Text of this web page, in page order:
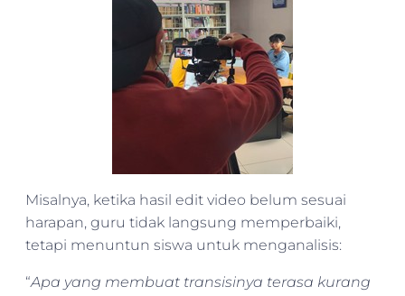
Misalnya, ketika hasil edit video belum sesuai
harapan, guru tidak langsung memperbaiki,
tetapi menuntun siswa untuk menganalisis:
“Apa yang membuat transisinya terasa kurang